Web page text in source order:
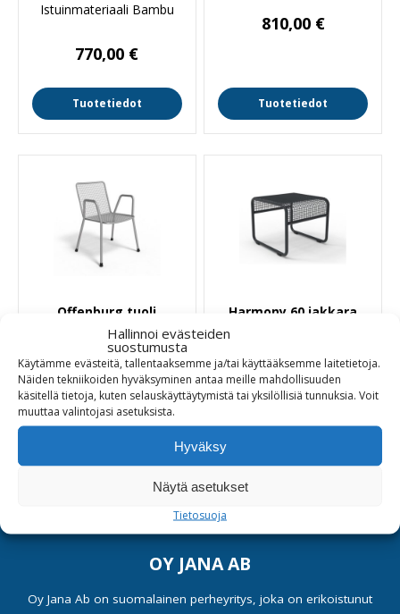
Hallinnoi evästeiden
suostumusta
Käytämme evästeitä, tallentaaksemme ja/tai käyttääksemme laitetietoja.
Näiden tekniikoiden hyväksyminen antaa meille mahdollisuuden
käsitellä tietoja, kuten selauskäyttäytymistä tai yksilöllisiä tunnuksia. Voit
muuttaa valintojasi asetuksista.
Hyväksy
Näytä asetukset
Tietosuoja
Istuinmateriaali Bambu
770,00 €
Tuotetiedot
810,00 €
Tuotetiedot
Offenburg tuoli
340,00€
Tuotetiedot
Harmony 60 jakkara
480,00
OY JANA AB
Oy Jana Ab on suomalainen perheyritys, joka on erikoistunut